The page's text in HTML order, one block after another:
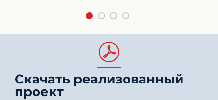
Скачать реализованный
проект